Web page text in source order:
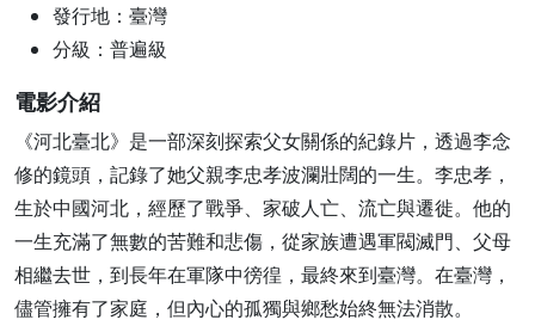
發行地：臺灣
分級：普遍級
電影介紹
《河北臺北》是一部深刻探索父女關係的紀錄片，透過李念
修的鏡頭，記錄了她父親李忠孝波瀾壯闊的一生。李忠孝，
生於中國河北，經歷了戰爭、家破人亡、流亡與遷徙。他的
一生充滿了無數的苦難和悲傷，從家族遭遇軍閥滅門、父母
相繼去世，到長年在軍隊中徬徨，最終來到臺灣。在臺灣，
儘管擁有了家庭，但內心的孤獨與鄉愁始終無法消散。